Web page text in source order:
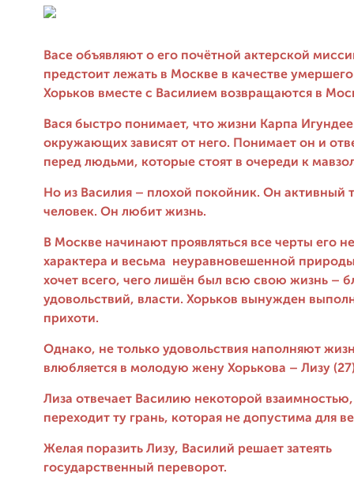
Васе объявляют о его почётной актерской
предстоит лежать в Москве в качестве
Хорьков вместе с Василием возвращаются в
Вася быстро понимает, что жизни Карпа
окружающих зависят от него. Понимает он и
перед людьми, которые стоят в очереди к
Но из Василия – плохой покойник. Он активный
человек. Он любит жизнь.
В Москве начинают проявляться все черты его
характера и весьма неуравновешенной
хочет всего, чего лишён был всю свою жизнь –
удовольствий, власти. Хорьков вынужден
прихоти.
Однако, не только удовольствия наполняют
влюбляется в молодую жену Хорькова – Лизу
Лиза отвечает Василию некоторой
переходит ту грань, которая не допустима для
Желая поразить Лизу, Василий решает затеять
государственный переворот.